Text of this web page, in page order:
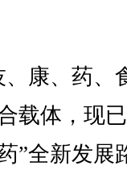
康、药、
载体，现
”全新发展